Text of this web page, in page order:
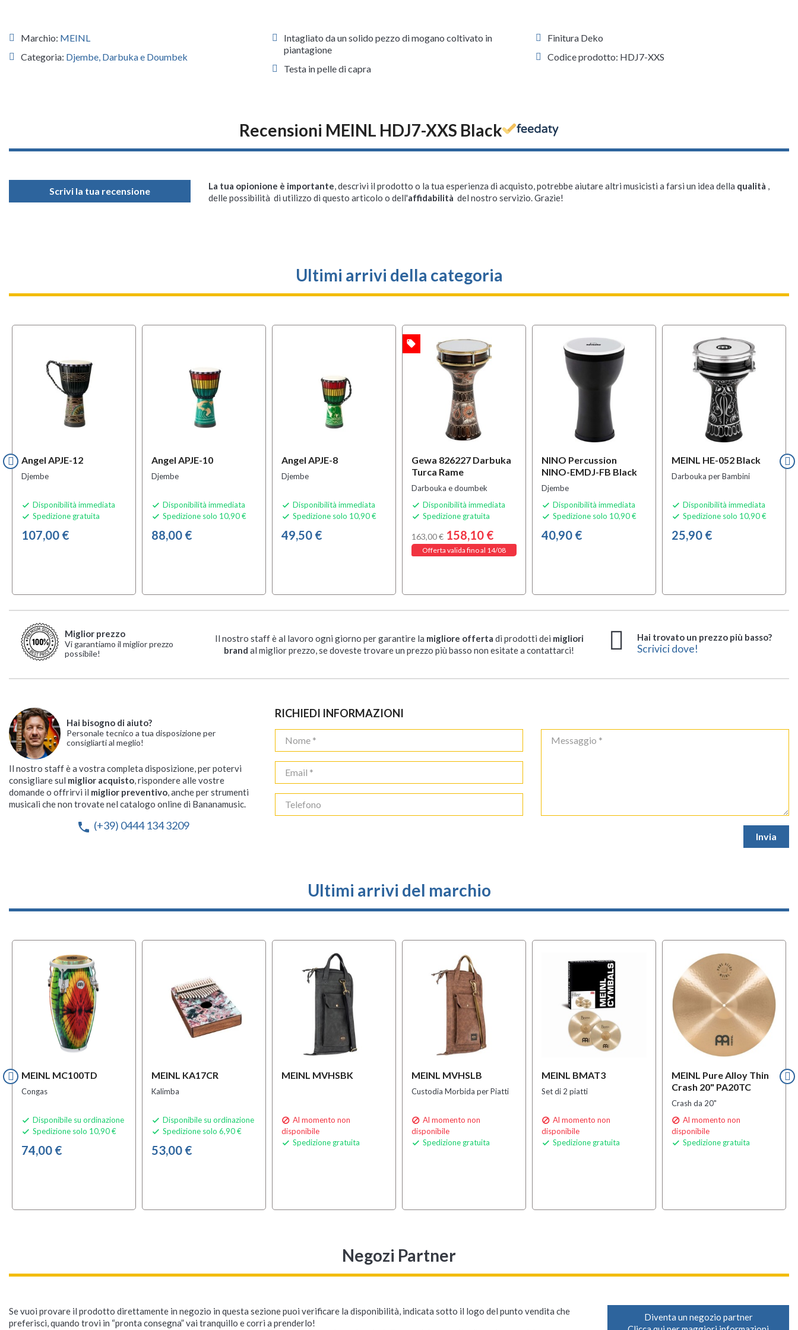
Marchio: MEINL
Categoria: Djembe, Darbuka e Doumbek
Intagliato da un solido pezzo di mogano coltivato in
piantagione
Testa in pelle di capra
Finitura Deko
Codice prodotto: HDJ7-XXS
Recensioni MEINL HDJ7-XXS Black
Scrivi la tua recensione La tua opionione è importante, descrivi il prodotto o la tua esperienza di acquisto, potrebbe aiutare altri musicisti a farsi un idea della qualità ,
delle possibilità di utilizzo di questo articolo o dell'affidabilità del nostro servizio. Grazie!
Ultimi arrivi della categoria
Angel APJE-12
Djembe
 Disponibilità immediata
 Spedizione gratuita
107,00 €
Angel APJE-10
Djembe
 Disponibilità immediata
 Spedizione solo 10,90 €
88,00 €
Angel APJE-8
Djembe
 Disponibilità immediata
 Spedizione solo 10,90 €
49,50 €
Gewa 826227 Darbuka
Turca Rame
Darbouka e doumbek
 Disponibilità immediata
 Spedizione gratuita
163,00 € 158,10 €
Offerta valida fino al 14/08
local_offer
NINO Percussion
NINO-EMDJ-FB Black
Djembe
 Disponibilità immediata
 Spedizione solo 10,90 €
40,90 €
MEINL HE-052 Black
Darbouka per Bambini
 Disponibilità immediata
 Spedizione solo 10,90 €
25,90 €
Latin Percussion LP
LPA630AWC
Djembe
 Al momento non
disponibile
 Spedizione gratuita
MEINL PMDJ1-S-F 8"
Al momento non
disponibile
Spedizione solo 10,90 €
MEINL HE-114 Silver
Darbouka e doumbek
Al momento non
 Spedizione solo 10,90 €
Peace JB-1K10
Djembe
120,00 €
Peace JB-2T12
148,00 €
Peace JB-2F12
139,00 €
Miglior prezzo
Vi garantiamo il miglior prezzo
possibile!
Il nostro staff è al lavoro ogni giorno per garantire la migliore offerta di prodotti dei migliori
brand al miglior prezzo, se doveste trovare un prezzo più basso non esitate a contattarci!
Hai trovato un prezzo più basso?
Scrivici dove!
Hai bisogno di aiuto?
Personale tecnico a tua disposizione per
consigliarti al meglio!
Il nostro staff è a vostra completa disposizione, per potervi
consigliare sul miglior acquisto, rispondere alle vostre
domande o offrirvi il miglior preventivo, anche per strumenti
musicali che non trovate nel catalogo online di Bananamusic.
phone (+39) 0444 134 3209
RICHIEDI INFORMAZIONI
Ultimi arrivi del marchio
MEINL MC100TD
Congas
 Disponibile su ordinazione
 Spedizione solo 10,90 €
74,00 €
MEINL KA17CR
Kalimba
 Disponibile su ordinazione
 Spedizione solo 6,90 €
53,00 €
MEINL MVHSBK
 Al momento non
disponibile
 Spedizione gratuita
MEINL MVHSLB
Custodia Morbida per Piatti
 Al momento non
disponibile
 Spedizione gratuita
MEINL BMAT3
Set di 2 piatti
 Al momento non
disponibile
 Spedizione gratuita
MEINL Pure Alloy Thin
Crash 20" PA20TC
Crash da 20"
 Al momento non
disponibile
 Spedizione gratuita
Negozi Partner
Se vuoi provare il prodotto direttamente in negozio in questa sezione puoi verificare la disponibilità, indicata sotto il logo del punto vendita che
preferisci, quando trovi in “pronta consegna” vai tranquillo e corri a prenderlo!
Diventa un negozio partner